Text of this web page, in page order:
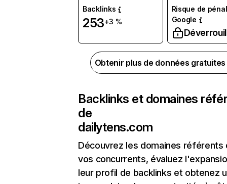
Backlinks
253+3 %
Risque de
Google
Obtenir plus de données
Backlinks et domaines
de
dailytens.com
Découvrez les domaines référents
vos concurrents, évaluez
leur profil de backlinks et obtenez